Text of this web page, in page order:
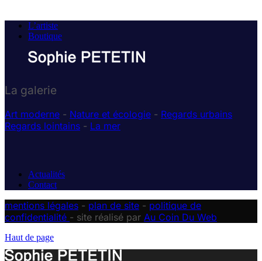
L’artiste
Boutique
La galerie
Art moderne - Nature et écologie - Regards urbains
Regards lointains - La mer
Actualités
Contact
mentions légales - plan de site - politique de
confidentialité - site réalisé par Au Coin Du Web
Haut de page